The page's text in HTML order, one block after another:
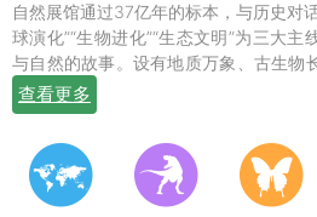
自然展馆通过37亿年的标本，与历史对
球演化”“生物进化”“生态文明”为三大
与自然的故事。设有地质万象、古生物
史前探秘、煤海之光和生命之光七个常
斜长麻粒岩等矿物标本；有鱼龙、翼龙
等珍贵的化石；有秦岭大熊猫、金丝猴
等珍稀动植物标本，呈现出一幅绚丽多
查看更多